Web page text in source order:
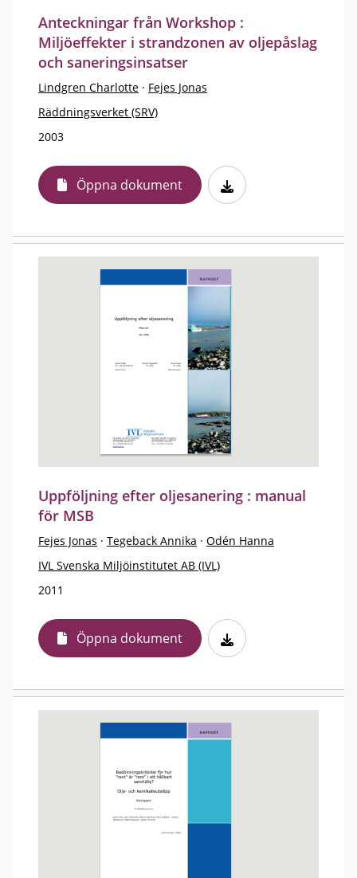
Anteckningar från Workshop :
Miljöeffekter i strandzonen av oljepåslag
och saneringsinsatser
Lindgren Charlotte · Fejes Jonas
Räddningsverket (SRV)
2003
Öppna dokument
Uppföljning efter oljesanering : manual
för MSB
Fejes Jonas · Tegeback Annika · Odén Hanna
IVL Svenska Miljöinstitutet AB (IVL)
2011
Öppna dokument